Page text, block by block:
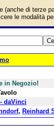
Prodotto
in Negozio!
daVinci
, Reinhard
(anche di terze
le modalità